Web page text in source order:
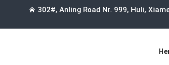
302#, Anling Road Nr. 999, Huli,